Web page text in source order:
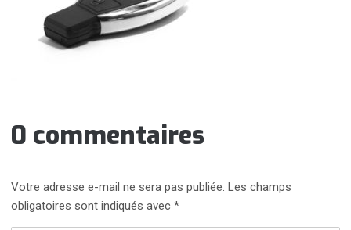
0 commentaires
Votre adresse e-mail ne sera pas publiée. Les champs
obligatoires sont indiqués avec*